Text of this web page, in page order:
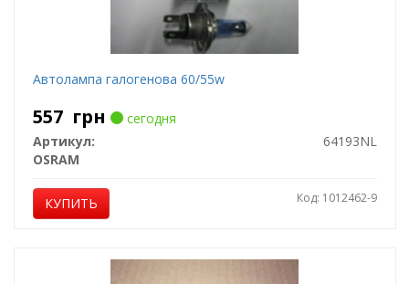
Автолампа галогенова 60/55w
557 грн
сегодня
Артикул:
64193NL
OSRAM
КУПИТЬ Код: 1012462-9